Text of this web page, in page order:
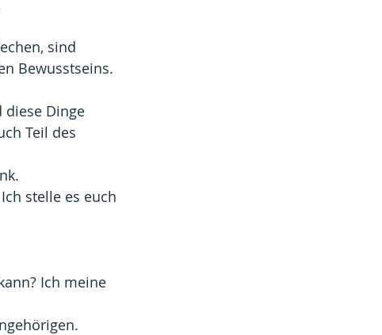
sind
Bewusstseins.
diese Dinge
Teil des
stelle es euch
Ich meine